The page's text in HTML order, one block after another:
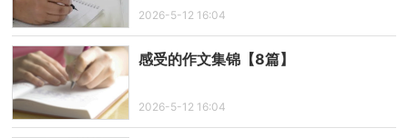
2026-5-12 16:04
感受的作文集锦【8篇】
2026-5-12 16:04